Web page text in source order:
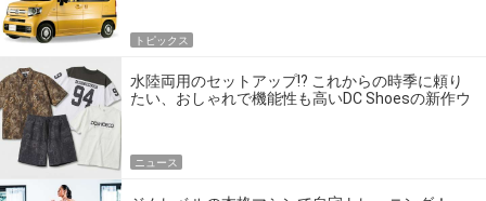
トピックス
水陸両用のセットアップ!? これからの時季に頼り
たい、おしゃれで機能性も高いDC Shoesの新作ウ
ニュース